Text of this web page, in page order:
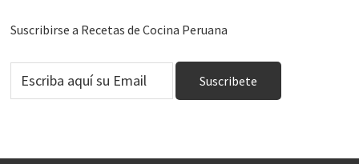
Suscribirse a Recetas de Cocina Peruana